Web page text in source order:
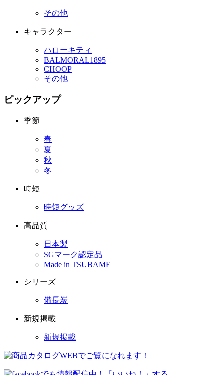
その他
キャラクター
ハローキティ
BALMORAL1895
CHOOP
その他
ピックアップ
季節
春
夏
秋
冬
時短
時短グッズ
高品質
日本製
SGマーク認定品
Made in TSUBAME
シリーズ
備長炭
新規掲載
新規掲載